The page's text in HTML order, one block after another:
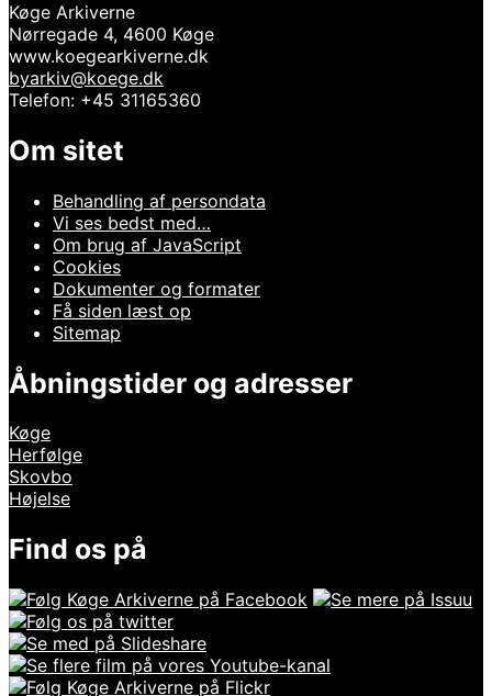
Køge Arkiverne
Nørregade 4, 4600 Køge
www.koegearkiverne.dk
byarkiv@koege.dk
Telefon: +45 31165360
Om sitet
Behandling af persondata
Vi ses bedst med…
Om brug af JavaScript
Cookies
Dokumenter og formater
Få siden læst op
Sitemap
Åbningstider og adresser
Køge
Herfølge
Skovbo
Højelse
Find os på